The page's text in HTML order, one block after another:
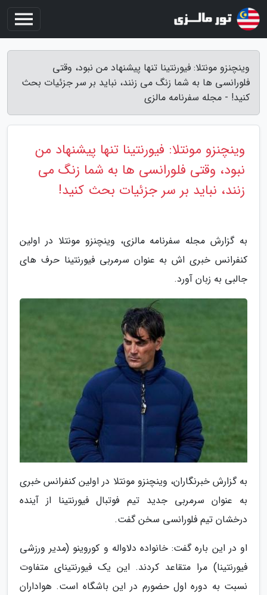
وینچنزو مونتلا: فیورنتینا تنها پیشنهاد من نبود، وقتی
فلورانسی ها به شما زنگ می زنند، نباید بر سر جزئیات بحث
کنید! - مجله سفرنامه مالزی
وینچنزو مونتلا: فیورنتینا تنها پیشنهاد من
نبود، وقتی فلورانسی ها به شما زنگ می
زنند، نباید بر سر جزئیات بحث کنید!
به گزارش مجله سفرنامه مالزی، وینچنزو مونتلا در اولین
کنفرانس خبری اش به عنوان سرمربی فیورنتینا حرف های
جالبی به زبان آورد.
به گزارش خبرنگاران، وینچنزو مونتلا در اولین کنفرانس خبری
به عنوان سرمربی جدید تیم فوتبال فیورنتینا از آینده
درخشان تیم فلورانسی سخن گفت.
او در این باره گفت: خانواده دلاواله و کوروینو (مدیر ورزشی
فیورنتینا) مرا متقاعد کردند. این یک فیورنتینای متفاوت
نسبت به دوره اول حضورم در این باشگاه است. هواداران